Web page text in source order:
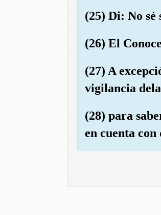
(25) Di: No sé
(26) El
(27) A
vigilancia
(28) para
en cuenta con